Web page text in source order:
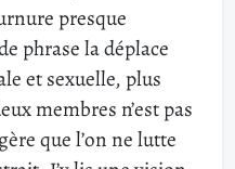
presque
phrase la déplace
et sexuelle, plus
membres n’est pas
que l’on ne lutte